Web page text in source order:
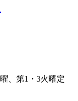
、第1・3火曜定